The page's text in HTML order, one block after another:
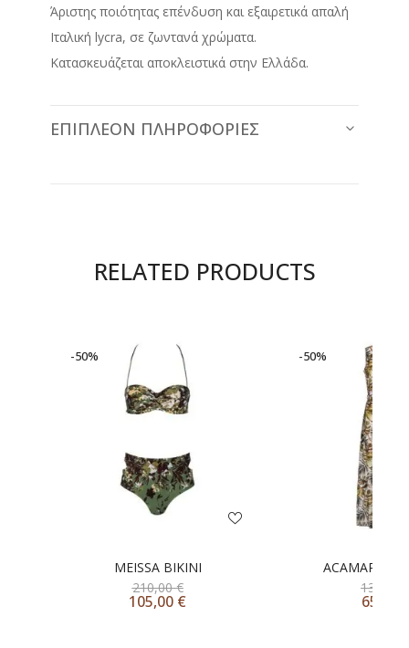
Άριστης ποιότητας επένδυση και εξαιρετικά απαλή
Ιταλική lycra, σε ζωντανά χρώματα.
Κατασκευάζεται αποκλειστικά στην Ελλάδα.
ΕΠΙΠΛΈΟΝ ΠΛΗΡΟΦΟΡΊΕΣ
RELATED PRODUCTS
-50%
MEISSA BIKINI
210,00€
105,00 €
-50%
ACAMAR
130,00
65,00